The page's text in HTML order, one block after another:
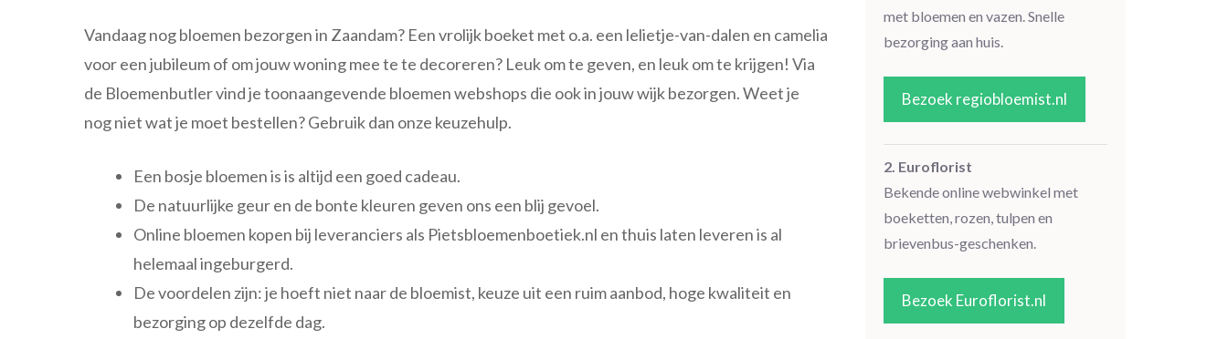
Vandaag nog bloemen bezorgen in Zaandam? Een vrolijk boeket met o.a. een lelietje-van-dalen en camelia
voor een jubileum of om jouw woning mee te te decoreren? Leuk om te geven, en leuk om te krijgen! Via
de Bloemenbutler vind je toonaangevende bloemen webshops die ook in jouw wijk bezorgen. Weet je
nog niet wat je moet bestellen? Gebruik dan onze keuzehulp.
Een bosje bloemen is is altijd een goed cadeau.
De natuurlijke geur en de bonte kleuren geven ons een blij gevoel.
Online bloemen kopen bij leveranciers als Pietsbloemenboetiek.nl en thuis laten leveren is al
helemaal ingeburgerd.
De voordelen zijn: je hoeft niet naar de bloemist, keuze uit een ruim aanbod, hoge kwaliteit en
bezorging op dezelfde dag.
met bloemen en vazen. Snelle
bezorging aan huis.
Bezoek regiobloemist.nl
2. Euroflorist
Bekende online webwinkel met
boeketten, rozen, tulpen en
brievenbus-geschenken.
Bezoek Euroflorist.nl